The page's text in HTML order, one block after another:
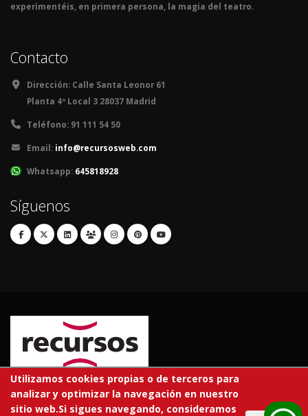
experimentéis, en primera persona, la magia del teatro.
Contacto
Dirección: Calle Santa Leonor 61
Planta 4º Local 3 28037 Madrid
Teléfono: 91 111 54 50
Email: info@recursosweb.com
Whatsapp: 645818928
Síguenos
© 2026 RECURSOS EDUCATIVOS S.L.
Utilizamos cookies propias o de terceros para
analizar y optimizar la navegación en nuestro
sitio web.Si sigues navegando, consideramos